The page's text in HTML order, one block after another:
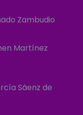
Zambudio
Martínez
Sáenz de